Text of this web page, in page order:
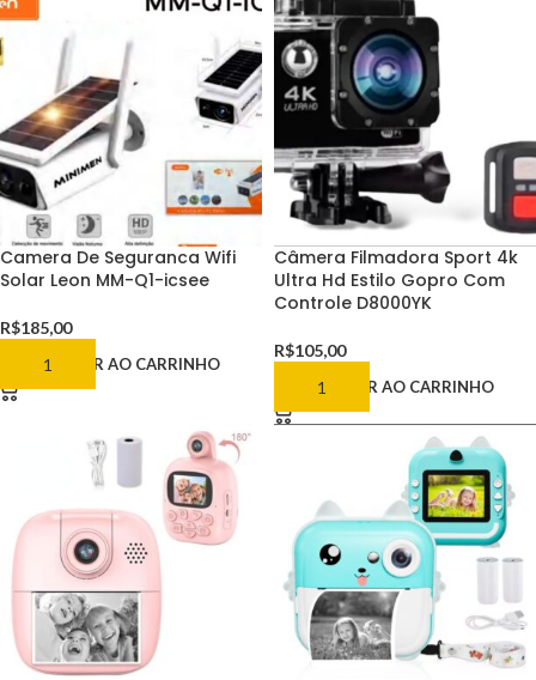
Camera De Seguranca Wifi
Solar Leon MM-Q1-icsee
R$185,00
ADICIONAR AO CARRINHO
Câmera Filmadora Sport 4k
Ultra Hd Estilo Gopro Com
Controle D8000YK
R$105,00
ADICIONAR AO CARRINHO